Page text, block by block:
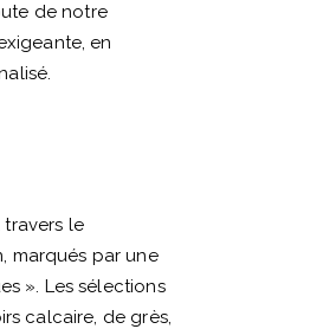
de notre
en
travers le
marqués par une
». Les sélections
calcaire, de grès,